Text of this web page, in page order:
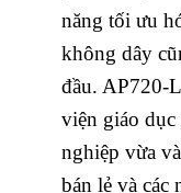
năng tối ưu
không dây
đầu. AP720-
viện giáo dục
nghiệp vừa
bán lẻ và các